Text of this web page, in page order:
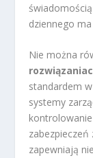
dziennego
Nie można
standardem
systemy
zapewniają